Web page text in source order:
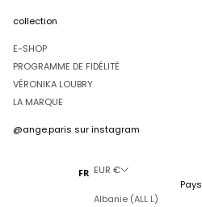
collection
E-SHOP
PROGRAMME DE FIDÉLITÉ
VÉRONIKA LOUBRY
LA MARQUE
@ange.paris sur instagram
FR EUR €
Pays
Albanie (ALL L)